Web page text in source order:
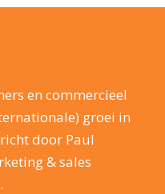
en commercieel
groei in
door Paul
& sales